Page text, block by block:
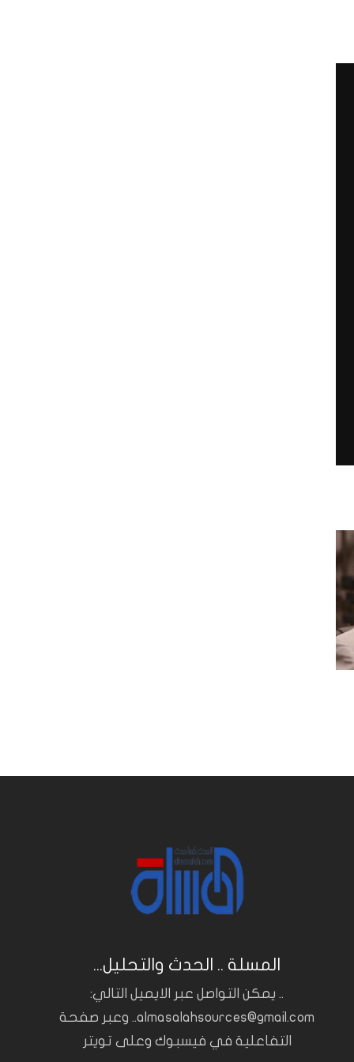
المسلة .. الحدث والتحليل...
.. يمكن التواصل عبر الايميل التالي:
almasalahsources@gmail.com.. وعبر صفحة
التفاعلية في فيسبوك وعلى تويتر